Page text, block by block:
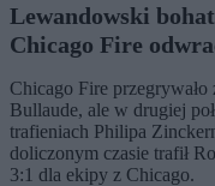
Lewandowski
Chicago Fire
Chicago Fire
Bullaude, ale w drugiej
trafieniach Philipa
doliczonym czasie trafił
3:1 dla ekipy z Chicago.